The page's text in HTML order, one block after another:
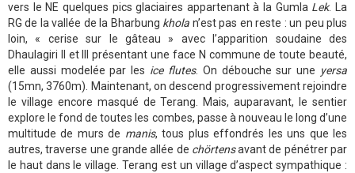
vers le NE quelques pics glaciaires appartenant à la Gumla Lek. La
RG de la vallée de la Bharbung khola n’est pas en reste : un peu plus
loin, « cerise sur le gâteau » avec l’apparition soudaine des
Dhaulagiri II et III présentant une face N commune de toute beauté,
elle aussi modelée par les ice flutes. On débouche sur une yersa
(15mn, 3760m). Maintenant, on descend progressivement rejoindre
le village encore masqué de Terang. Mais, auparavant, le sentier
explore le fond de toutes les combes, passe à nouveau le long d’une
multitude de murs de manis, tous plus effondrés les uns que les
autres, traverse une grande allée de chörtensavant de pénétrer par
le haut dans le village. Terang est un village d’aspect sympathique :